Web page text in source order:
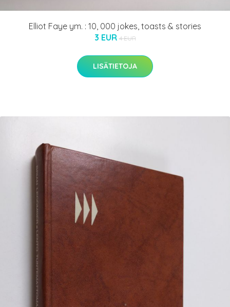
Elliot Faye ym. : 10, 000 jokes, toasts & stories
3 EUR 4 EUR
LISÄTIETOJA